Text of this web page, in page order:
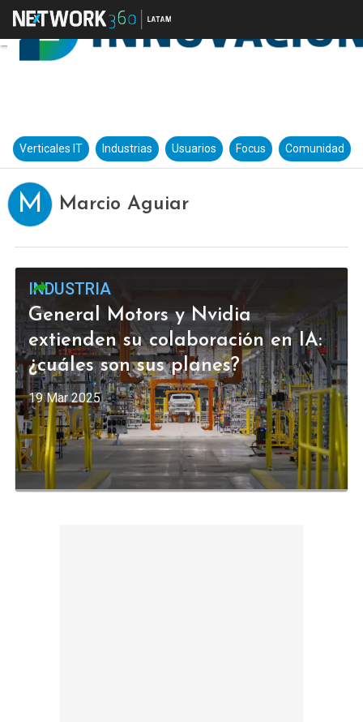
Verticales IT Industrias Usuarios Focus Comunidad
M Marcio Aguiar
INDUSTRIA
General Motors y Nvidia
extienden su colaboración en IA:
¿cuáles son sus planes?
19 Mar 2025